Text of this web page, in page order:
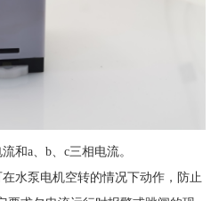
和a、b、c三相电流。
水泵电机空转的情况下动作，防止